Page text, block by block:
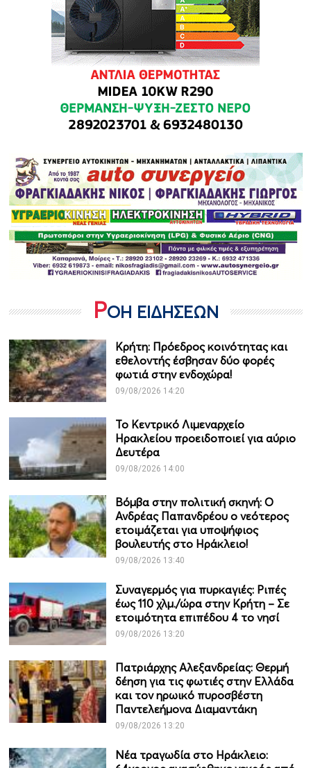
ΡΟΗ ΕΙΔΗΣΕΩΝ
Κρήτη: Πρόεδρος κοινότητας και
εθελοντής έσβησαν δύο φορές
φωτιά στην ενδοχώρα!
09/08/2026 14:20
Το Κεντρικό Λιμεναρχείο
Ηρακλείου προειδοποιεί για αύριο
Δευτέρα
09/08/2026 14:00
Βόμβα στην πολιτική σκηνή: Ο
Ανδρέας Παπανδρέου ο νεότερος
ετοιμάζεται για υποψήφιος
βουλευτής στο Ηράκλειο!
09/08/2026 13:40
Συναγερμός για πυρκαγιές: Ριπές
έως 110 χλμ./ώρα στην Κρήτη – Σε
ετοιμότητα επιπέδου 4 το νησί
09/08/2026 13:20
Πατριάρχης Αλεξανδρείας: Θερμή
δέηση για τις φωτιές στην Ελλάδα
και τον ηρωικό πυροσβέστη
Παντελεήμονα Διαμαντάκη
09/08/2026 13:20
Νέα τραγωδία στο Ηράκλειο: